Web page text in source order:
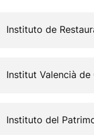
Instituto de
Institut Valencià de
Instituto del